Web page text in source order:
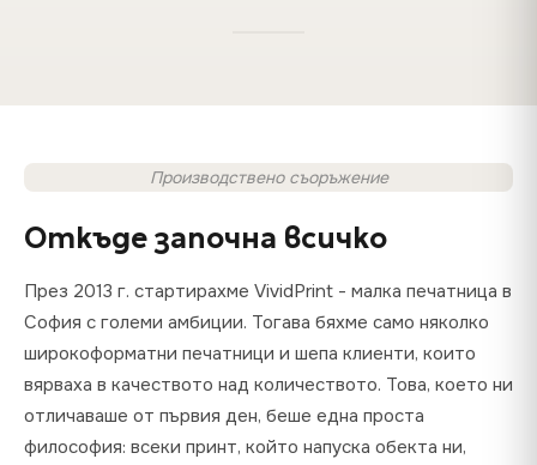
Производствено съоръжение
Откъде започна всичко
През 2013 г. стартирахме VividPrint - малка печатница в
София с големи амбиции. Тогава бяхме само няколко
широкоформатни печатници и шепа клиенти, които
вярваха в качеството над количеството. Това, което ни
отличаваше от първия ден, беше една проста
философия: всеки принт, който напуска обекта ни,